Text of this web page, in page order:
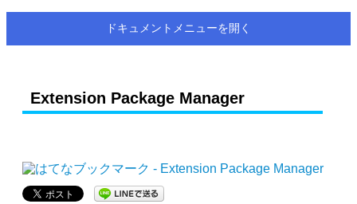
ドキュメントメニューを開く
Extension Package Manager